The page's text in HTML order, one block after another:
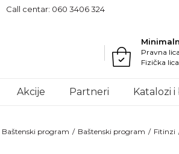
Call centar: 060 3406 324
Pravna
Fizička
Akcije Partneri Katalozi
Baštenski program Baštenski program Fitinzi